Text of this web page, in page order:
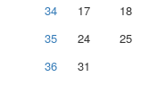
34
17 18
35
24 25
36
31